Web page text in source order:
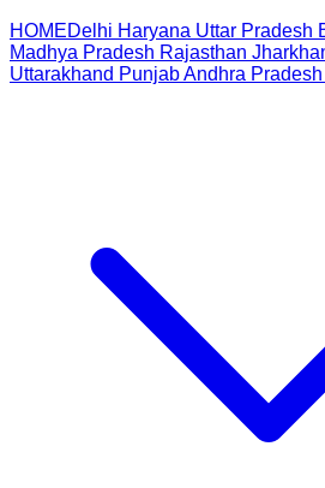
HOMEDelhi Haryana Uttar Pradesh
Madhya Pradesh Rajasthan
Uttarakhand PunjabAndhra Pradesh